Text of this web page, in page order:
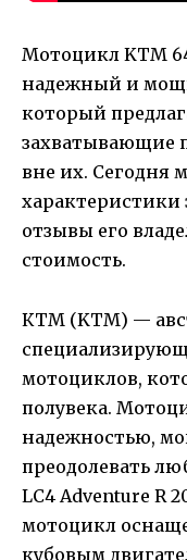
Мотоцикл KTM
надежный и
который
захватывающие
вне их. Сегодня
характеристики
отзывы его
стоимость.
КТМ (KTM) —
мотоциклов,
полувека.
надежностью,
преодолевать
LC4 Adventure R
мотоцикл
кубовым